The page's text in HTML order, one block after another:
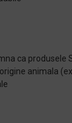
ca produsele
animala